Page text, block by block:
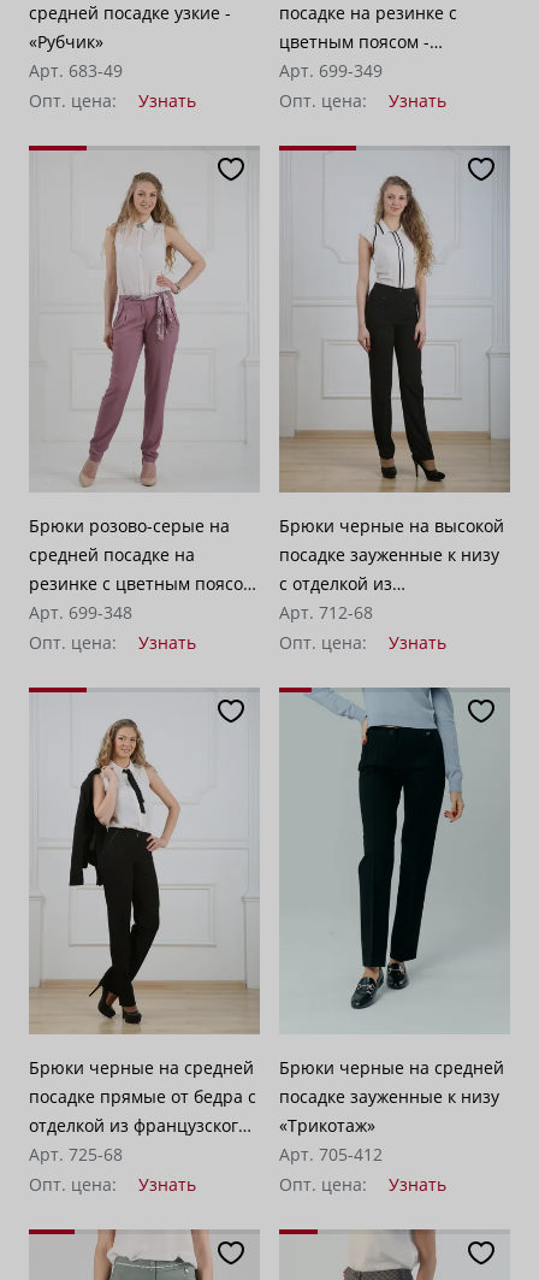
средней посадке узкие -
«Рубчик»
Арт. 683-49
Опт. цена:
Узнать
посадке на резинке с
цветным поясом -
«Горчица»
Арт. 699-349
Опт. цена:
Узнать
Брюки розово-серые на
средней посадке на
резинке с цветным поясом
- «Штапель»
Арт. 699-348
Опт. цена:
Узнать
Брюки черные на высокой
посадке зауженные к низу
с отделкой из
французского шелка -
«Лавранс»
Арт. 712-68
Опт. цена:
Узнать
Брюки черные на средней
посадке прямые от бедра с
отделкой из французского
шелка - «Лавранс»
Арт. 725-68
Опт. цена:
Узнать
Брюки черные на средней
посадке зауженные к низу
«Трикотаж»
Арт. 705-412
Опт. цена:
Узнать